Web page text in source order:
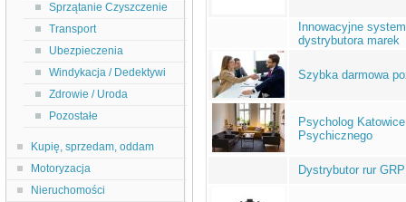
Sprzątanie Czyszczenie
Transport
Ubezpieczenia
Windykacja / Dedektywi
Zdrowie / Uroda
Pozostałe
Kupię, sprzedam, oddam
Motoryzacja
Nieruchomości
Innowacyjne
dystrybutora marek
Szybka darmowa
Psycholog
Psychicznego
Dystrybutor rur